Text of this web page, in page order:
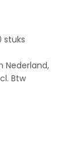
stuks
Nederland,
Btw